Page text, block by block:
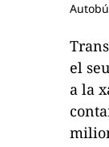
el
a la